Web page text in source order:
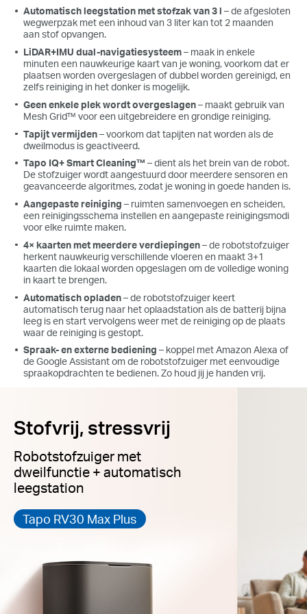
Automatisch leegstation met stofzak van 3 l – de afgesloten
wegwerpzak met een inhoud van 3 liter kan tot 2 maanden
aan stof opvangen.
LiDAR+IMU dual-navigatiesysteem– maak in enkele
minuten een nauwkeurige kaart van je woning, voorkom dat er
plaatsen worden overgeslagen of dubbel worden gereinigd, en
zelfs reiniging in het donker is mogelijk.
Geen enkele plek wordt overgeslagen– maakt gebruik van
Mesh Grid™ voor een uitgebreidere en grondige reiniging.
Tapijt vermijden– voorkom dat tapijten nat worden als de
dweilmodus is geactiveerd.
Tapo IQ+ Smart Cleaning™ – dient als het brein van de robot.
De stofzuiger wordt aangestuurd door meerdere sensoren en
geavanceerde algoritmes, zodat je woning in goede handen is.
Aangepaste reiniging – ruimten samenvoegen en scheiden,
een reinigingsschema instellen en aangepaste reinigingsmodi
voor elke ruimte maken.
4× kaarten met meerdere verdiepingen– de robotstofzuiger
herkent nauwkeurig verschillende vloeren en maakt 3+1
kaarten die lokaal worden opgeslagen om de volledige woning
in kaart te brengen.
Automatisch opladen– de robotstofzuiger keert
automatisch terug naar het oplaadstation als de batterij bijna
leeg is en start vervolgens weer met de reiniging op de plaats
waar de reiniging is gestopt.
Spraak- en externe bediening – koppel met Amazon Alexa of
de Google Assistant om de robotstofzuiger met eenvoudige
spraakopdrachten te bedienen. Zo houd jij je handen vrij.
Stofvrij, stressvrij
Robotstofzuiger met
dweilfunctie + automatisch
leegstation
Tapo RV30 Max Plus